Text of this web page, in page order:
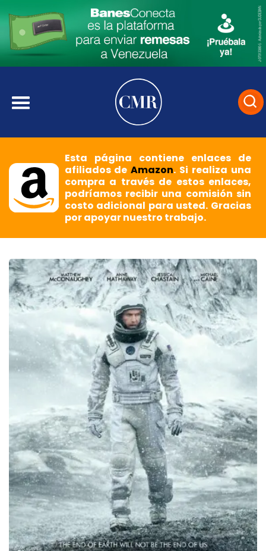
Esta página contiene enlaces de
afiliados deAmazon. Si realiza una
compra a través de estos enlaces,
podríamos recibir una comisión sin
costo adicional para usted. Gracias
por apoyar nuestro trabajo.